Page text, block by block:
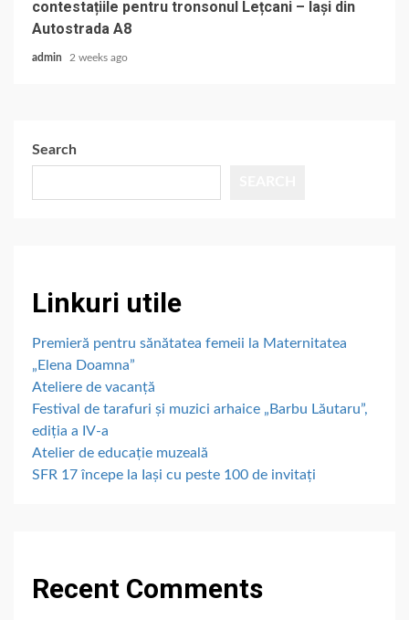
contestațiile pentru tronsonul Lețcani – Iași din
Autostrada A8
admin 2 weeks ago
Search
Linkuri utile
Premieră pentru sănătatea femeii la Maternitatea
„Elena Doamna”
Ateliere de vacanță
Festival de tarafuri și muzici arhaice „Barbu Lăutaru”,
ediția a IV-a
Atelier de educație muzeală
SFR 17 începe la Iași cu peste 100 de invitați
Recent Comments